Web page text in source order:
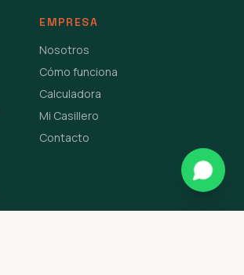
EMPRESA
Nosotros
Cómo funciona
Calculadora
Mi Casillero
Contacto